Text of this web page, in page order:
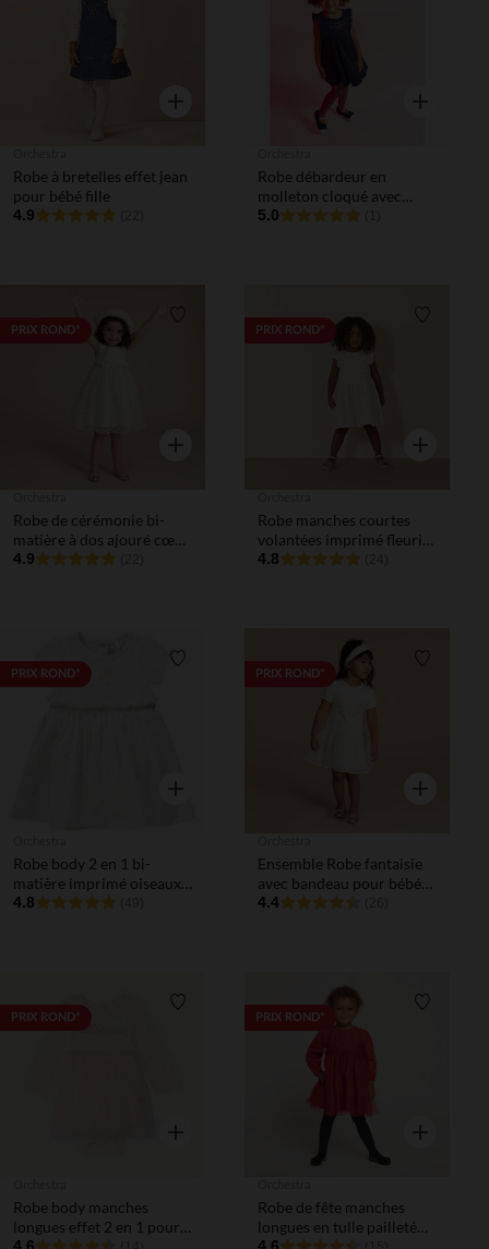
Aperçu rapide
Robe à bretelles effet jean
pour bébé fille
4.9
Aperçu
Robe débardeur en
molleton cloqué avec
broderies pour bébé fille
5.0
PRIX ROND* Liste de souhaits
Aperçu rapide
Robe de cérémonie bi-
matière à dos ajouré cœur
pour bébé fille
4.9
PRIX ROND*
Aperçu
Robe manches courtes
volantées imprimé fleuris
pour bébé fille
4.8
PRIX ROND* Liste de souhaits
Aperçu rapide
Robe body 2 en 1 bi-
matière imprimé oiseaux
pour bébé fille
4.8
PRIX ROND*
Aperçu
Ensemble Robe fantaisie
avec bandeau pour bébé
fille
4.4
PRIX ROND* Liste de souhaits
Aperçu rapide
Robe body manches
longues effet 2 en 1 pour
PRIX ROND*
Aperçu
Robe de fête manches
longues en tulle pailleté